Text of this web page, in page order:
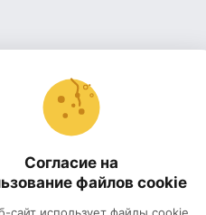
Согласие на
файлов cookie